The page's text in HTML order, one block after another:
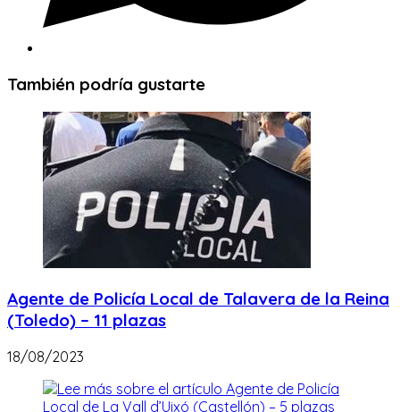
También podría gustarte
Agente de Policía Local de Talavera de la Reina
(Toledo) – 11 plazas
18/08/2023